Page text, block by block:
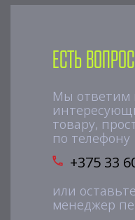
Есть
Мы ответим
товару,
по телефону
+375 33
или
менеджер